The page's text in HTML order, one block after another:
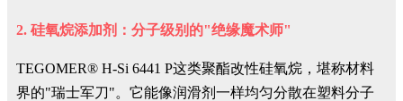
2. 硅氧烷添加剂：分子级别的"绝缘魔术师"
TEGOMER® H-Si 6441 P这类聚酯改性硅氧烷，堪称材料
界的"瑞士军刀"。它能像润滑剂一样均匀分散在塑料分子